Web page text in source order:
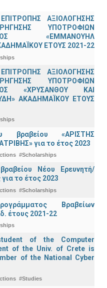
ΑΞΙΟΛΟΓΗΣΗΣ
ΥΠΟΤΡΟΦΙΩΝ
«ΕΜΜΑΝΟΥΗΛ
ΕΤΟΥΣ 2021-22
ΑΞΙΟΛΟΓΗΣΗΣ
ΥΠΟΤΡΟΦΙΩΝ
«ΧΡΥΣΑΝΘΟΥ ΚΑΙ
ΑΚΑΔΗΜΑΪΚΟΥ ΕΤΟΥΣ
βραβείου «ΑΡΙΣΤΗΣ
για το έτος 2023
#Scholarships
Νέου Ερευνητή/
το έτος 2023
#Scholarships
Βραβείων
έτους 2021-22
of the Computer
of the Univ. of Crete is
of the National Cyber
#Studies